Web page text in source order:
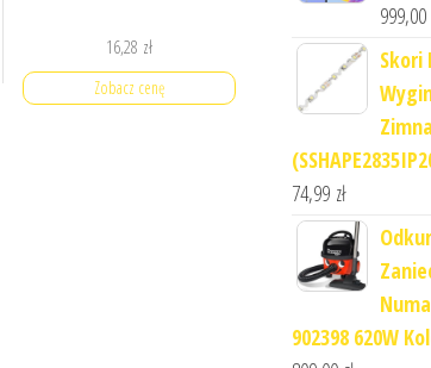
16,28 zł
Zobacz cenę
999,00
Skori
74,99 zł
902398 620W